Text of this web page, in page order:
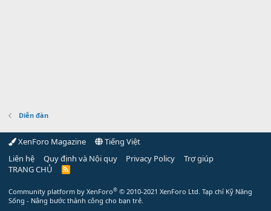
Diễn đàn
XenForo Magazine
Tiếng Việt
Liên hệ
Quy định và Nội quy Privacy Policy
Trợ giúp
TRANG CHỦ
R
Community platform by XenForo® © 2010-2021 XenForo Ltd. Tạp chí Kỹ Năng
Sống - Nâng bước thành công cho bạn trẻ.